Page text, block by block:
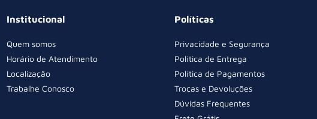
Institucional
Quem somos
Horário de Atendimento
Localização
Trabalhe Conosco
Políticas
Privacidade e Segurança
Política de Entrega
Política de Pagamentos
Trocas e Devoluções
Dúvidas Frequentes